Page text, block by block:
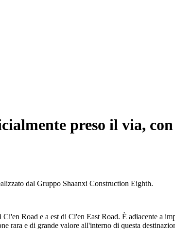
preso il via,
dal Gruppo Shaanxi Construction Eighth.
Road e a est di Ci'en East Road. È adiacente a
rara e di grande valore all'interno di questa